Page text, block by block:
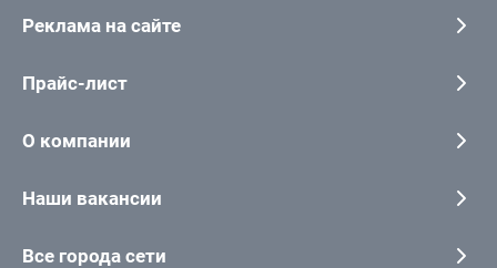
Реклама на сайте
Прайс-лист
О компании
Наши вакансии
Все города сети